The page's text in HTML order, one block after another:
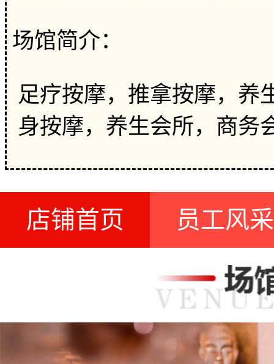
场馆简介：
足疗按摩，推拿按摩，养
身按摩，养生会所，商务
店铺首页 员工风采